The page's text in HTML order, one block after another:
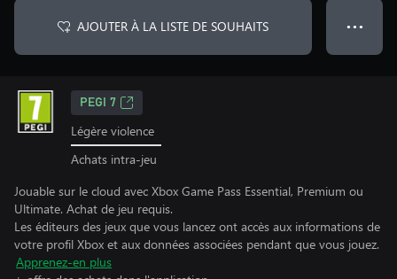
AJOUTER À LA LISTE DE SOUHAITS ● ● ●
PEGI 7
Légère violence
Achats intra-jeu
Jouable sur le cloud avec Xbox Game Pass Essential, Premium ou
Ultimate. Achat de jeu requis.
Les éditeurs des jeux que vous lancez ont accès aux informations de
votre profil Xbox et aux données associées pendant que vous jouez.
Apprenez-en plus